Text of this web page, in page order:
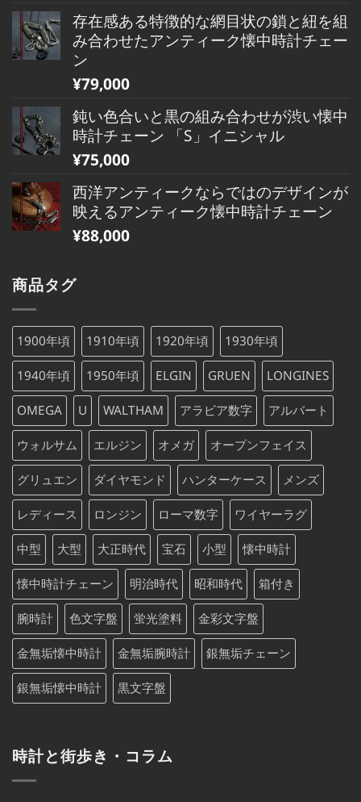
存在感ある特徴的な網目状の鎖と紐を組
み合わせたアンティーク懐中時計チェー
ン
¥79,000
鈍い色合いと黒の組み合わせが渋い懐中
時計チェーン 「S」イニシャル
¥75,000
西洋アンティークならではのデザインが
映えるアンティーク懐中時計チェーン
¥88,000
商品タグ
1900年頃 1910年頃 1920年頃 1930年頃
1940年頃 1950年頃 ELGIN GRUEN LONGINES
OMEGA U WALTHAM アラビア数字 アルバート
ウォルサム エルジン オメガ オープンフェイス
グリュエン ダイヤモンド ハンターケース メンズ
レディース ロンジン ローマ数字 ワイヤーラグ
中型 大型 大正時代 宝石 小型 懐中時計
懐中時計チェーン 明治時代 昭和時代 箱付き
腕時計 色文字盤 蛍光塗料 金彩文字盤
金無垢懐中時計 金無垢腕時計 銀無垢チェーン
銀無垢懐中時計 黒文字盤
時計と街歩き・コラム